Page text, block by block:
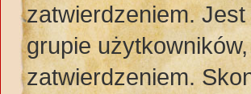
zatwierdzeniem.
grupie
zatwierdzeniem.